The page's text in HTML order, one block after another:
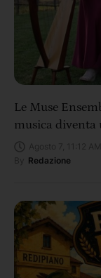
Le Muse
musica
Redazione